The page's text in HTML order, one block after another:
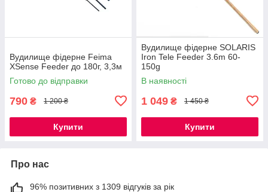
Вудилище фідерне Feima
XSense Feeder до 180г, 3,3м
Готово до відправки
790 ₴ 1 200 ₴
Купити
Вудилище фідерне SOLARIS
Iron Tele Feeder 3.6m 60-
150g
В наявності
1 049 ₴ 1 450 ₴
Купити
Про нас
96% позитивних з 1309 відгуків за рік